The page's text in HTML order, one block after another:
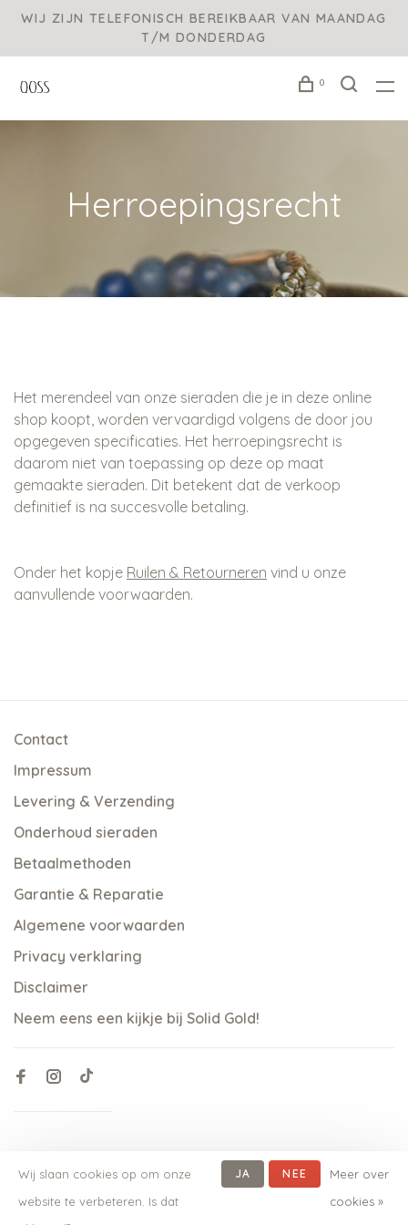
WIJ ZIJN TELEFONISCH BEREIKBAAR VAN MAANDAG
T/M DONDERDAG
0
Herroepingsrecht
Het merendeel van onze sieraden die je in deze online
shop koopt, worden vervaardigd volgens de door jou
opgegeven specificaties. Het herroepingsrecht is
daarom niet van toepassing op deze op maat
gemaakte sieraden. Dit betekent dat de verkoop
definitief is na succesvolle betaling.
Onder het kopje Ruilen & Retourneren vind u onze
aanvullende voorwaarden.
Contact
Impressum
Levering & Verzending
Onderhoud sieraden
Betaalmethoden
Garantie & Reparatie
Algemene voorwaarden
Privacy verklaring
Disclaimer
Neem eens een kijkje bij Solid Gold!
© Copyright 2026 qoss.nl -
Wij slaan cookies op om onze
website te verbeteren. Is dat
JA NEE
Meer over
cookies »